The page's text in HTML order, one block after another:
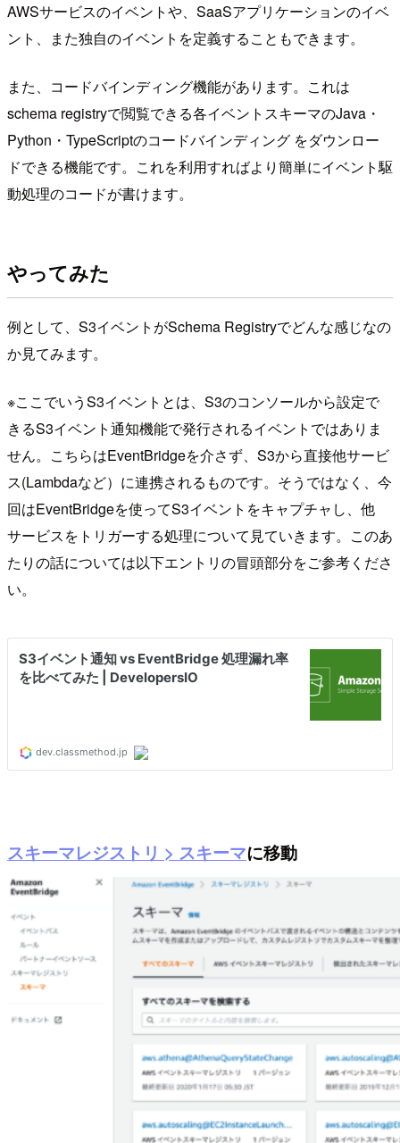
AWSサービスのイベントや、SaaSアプリケーションのイベ
ント、また独自のイベントを定義することもできます。
また、コードバインディング機能があります。これは
schema registryで閲覧できる各イベントスキーマのJava・
Python・TypeScriptのコードバインディング をダウンロー
ドできる機能です。これを利用すればより簡単にイベント駆
動処理のコードが書けます。
やってみた
例として、S3イベントがSchema Registryでどんな感じなの
か見てみます。
※ここでいうS3イベントとは、S3のコンソールから設定で
きるS3イベント通知機能で発行されるイベントではありま
せん。こちらはEventBridgeを介さず、S3から直接他サービ
ス(Lambdaなど）に連携されるものです。そうではなく、今
回はEventBridgeを使ってS3イベントをキャプチャし、他
サービスをトリガーする処理について見ていきます。このあ
たりの話については以下エントリの冒頭部分をご参考くださ
い。
スキーマレジストリ > スキーマに移動